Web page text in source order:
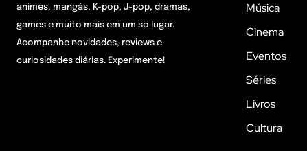
animes, mangás, K-pop, J-pop, dramas,
games e muito mais em um só lugar.
Acompanhe novidades, reviews e
curiosidades diárias. Experimente!
Música
Cinema
Eventos
Séries
Livros
Cultura